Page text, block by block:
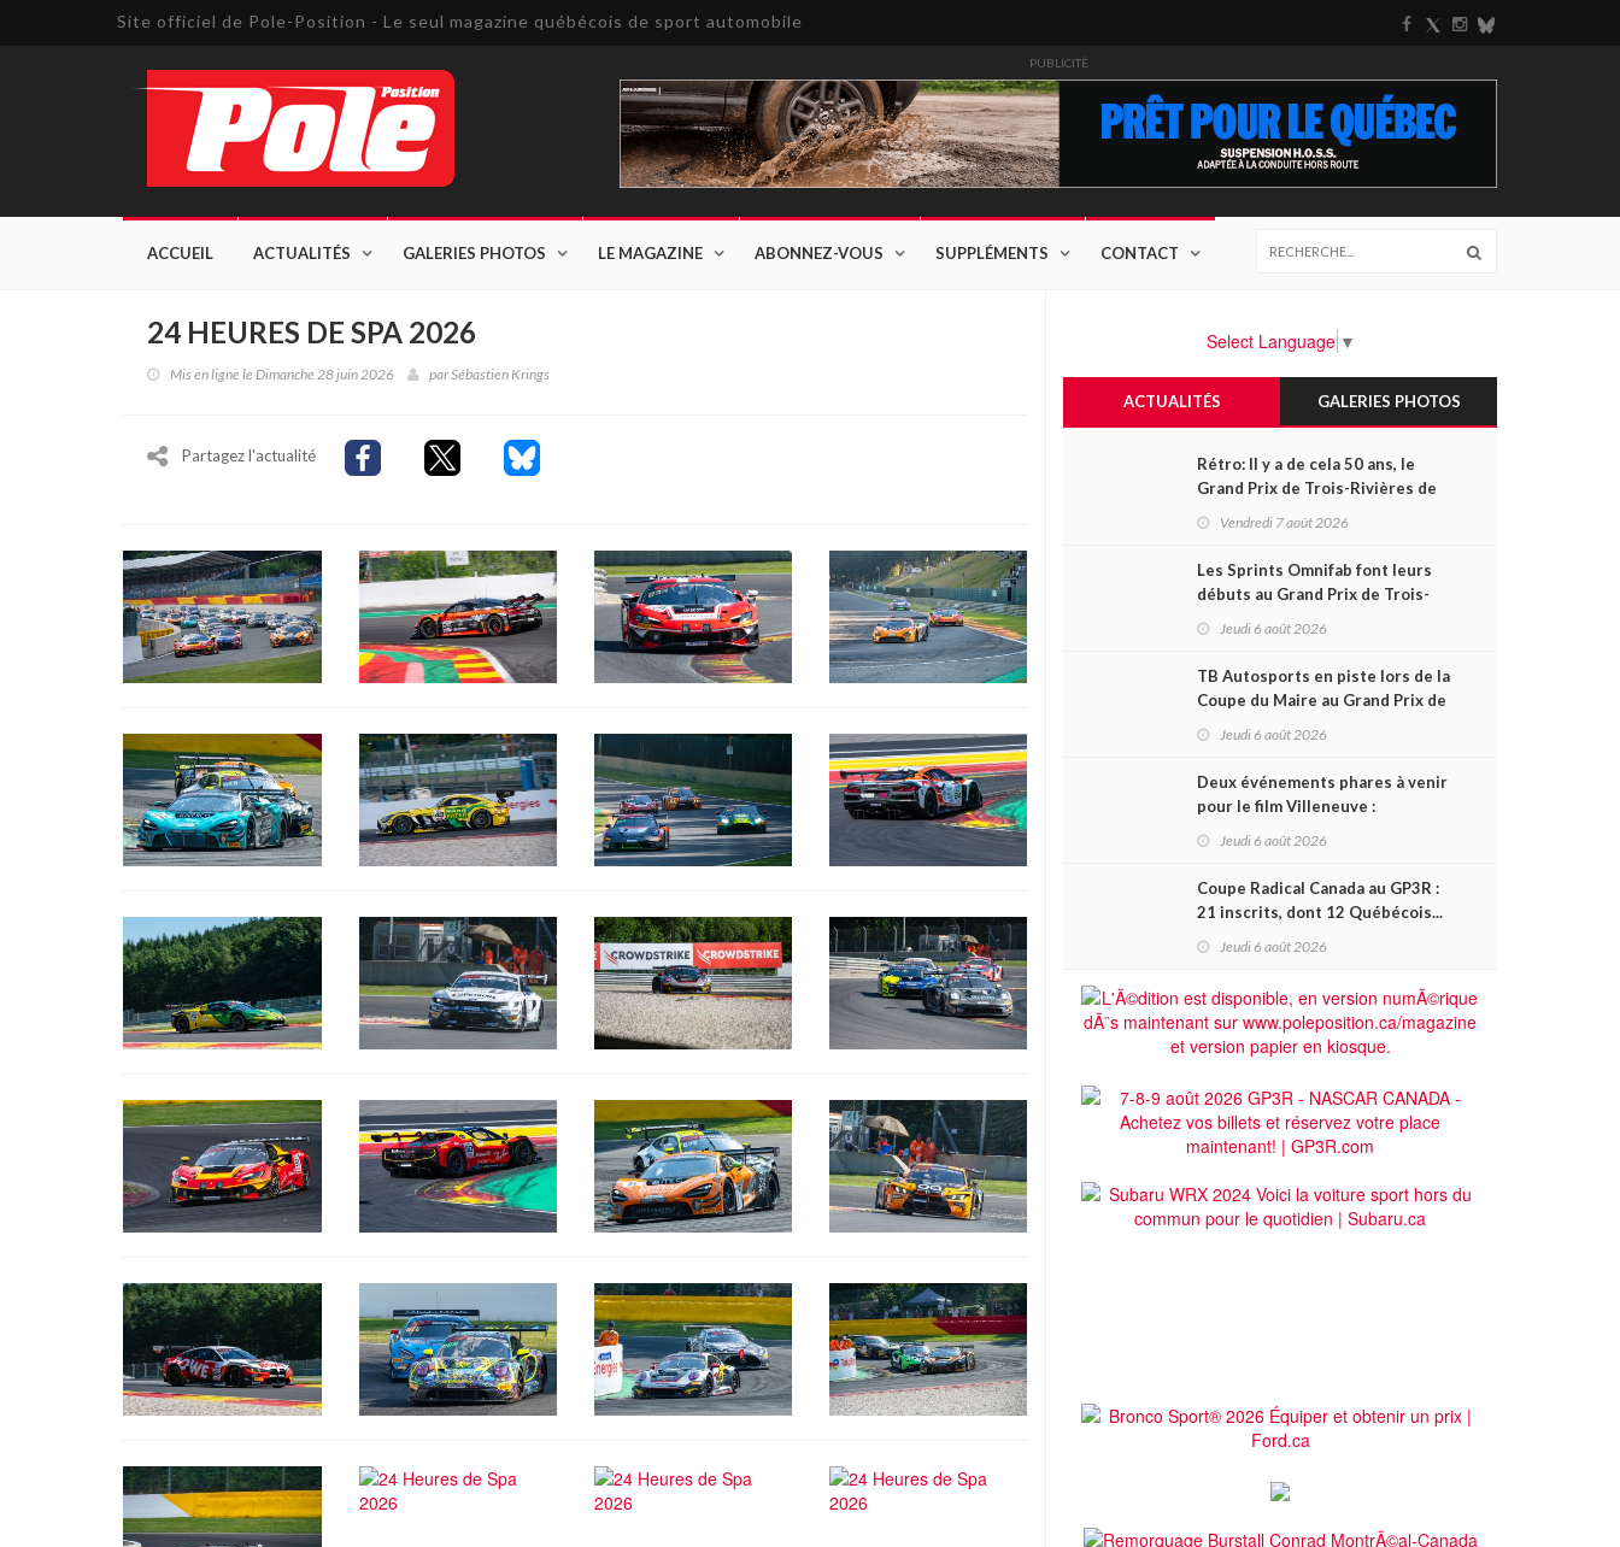
Site officiel de Pole-Position - Le seul magazine québécois de sport automobile
PUBLICITÉ
ACCUEIL ACTUALITÉS GALERIES PHOTOS LE MAGAZINE ABONNEZ-VOUS SUPPLÉMENTS CONTACT
24 HEURES DE SPA 2026
Mis en ligne le Dimanche 28 juin 2026 parSébastien Krings
Partagez l'actualité
Select Language ▼
ACTUALITÉS GALERIES PHOTOS
Rétro: Il y a de cela 50 ans, le
Grand Prix de Trois-Rivières de
1976
Vendredi 7 août 2026
Les Sprints Omnifab font leurs
débuts au Grand Prix de Trois-
Rivières avec un format inspiré
Jeudi 6 août 2026
TB Autosports en piste lors de la
Coupe du Maire au Grand Prix de
Trois-Rivières
Jeudi 6 août 2026
Deux événements phares à venir
pour le film Villeneuve :
L'ascension d'une légende (+
Jeudi 6 août 2026
Coupe Radical Canada au GP3R :
21 inscrits, dont 12 Québécois...
et un premier gain d'Antoine
Jeudi 6 août 2026